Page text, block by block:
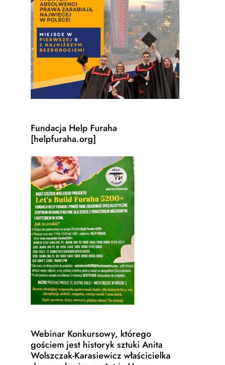
Fundacja Help Furaha
[helpfuraha.org]
Webinar Konkursowy, którego
gościem jest historyk sztuki Anita
Wolszczak-Karasiewicz właścicielka